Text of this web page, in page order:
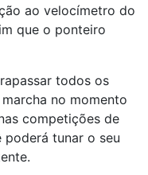
ao velocímetro do
que o ponteiro
todos os
no momento
competições de
poderá tunar o seu